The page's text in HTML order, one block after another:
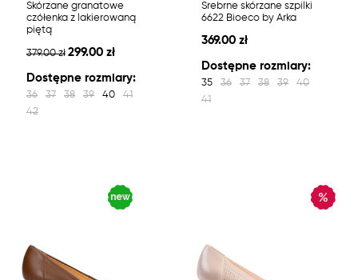
Skórzane granatowe
czółenka z lakierowaną
piętą
379.00 zł 299.00 zł
Dostępne rozmiary:
36 37 38 39 40
41
42
Srebrne skórzane szpilki
6622 Bioeco by Arka
369.00 zł
Dostępne rozmiary:
35 36 37 38 39
40
41